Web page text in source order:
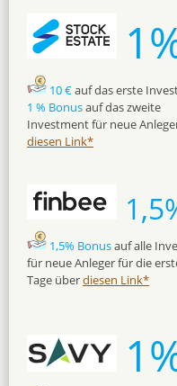
10 €auf das erste
1 % Bonusauf das zweite
Investment für neue
diesen Link*
1,5% Bonusauf alle
für neue Anleger für die
Tage überdiesen Link*